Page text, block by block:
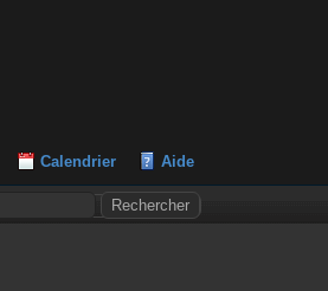
Calendrier Aide